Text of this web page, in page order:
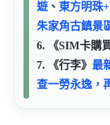
遊 、 東方明珠
朱家角古鎮景
6. 《SIM卡購買
7. 《行李》 最
查一勞永逸，